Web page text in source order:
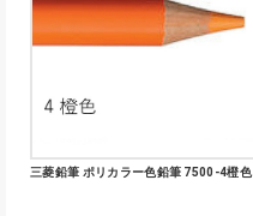
三菱鉛筆 ポリカラー色鉛筆 7500-4橙色